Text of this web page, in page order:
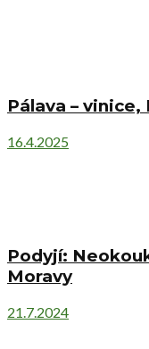
Pálava –
16.4.2025
Podyjí:
Moravy
21.7.2024